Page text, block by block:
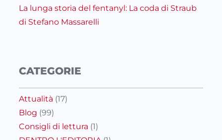
La lunga storia del fentanyl: La coda di Straub
di Stefano Massarelli
CATEGORIE
Attualità (17)
Blog (99)
Consigli di lettura (1)